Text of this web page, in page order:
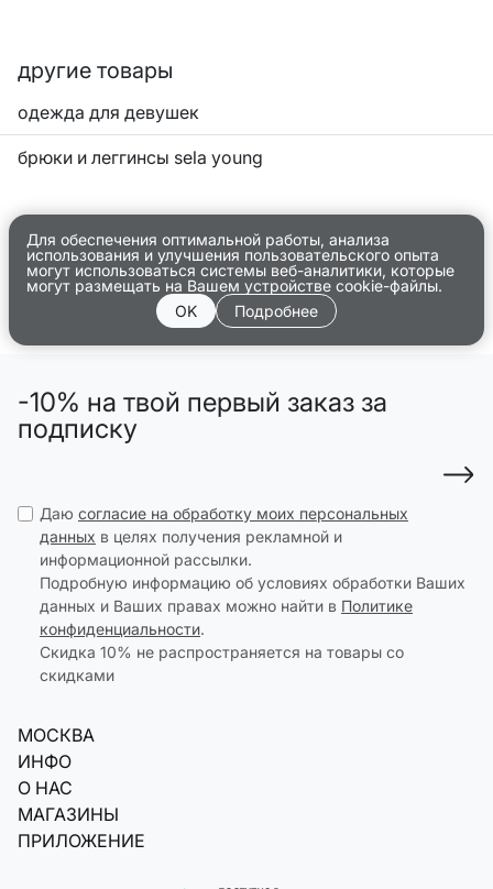
другие товары
одежда для девушек
брюки и леггинсы sela young
Для обеспечения оптимальной работы, анализа
использования и улучшения пользовательского опыта
могут использоваться системы веб-аналитики, которые
могут размещать на Вашем устройстве cookie-файлы.
OK
Подробнее
-10% на твой первый заказ за
подписку
Даю согласие на обработку моих персональных
данных в целях получения рекламной и
информационной рассылки.
Подробную информацию об условиях обработки Ваших
данных и Ваших правах можно найти в Политике
конфиденциальности.
Скидка 10% не распространяется на товары со
скидками
МОСКВА
ИНФО
О НАС
МАГАЗИНЫ
ПРИЛОЖЕНИЕ